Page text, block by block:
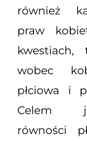
również
praw
wobec
płciowa i
Celem
równości